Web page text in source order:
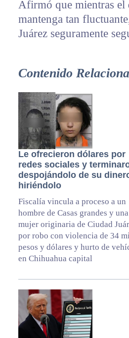
Afirmó que mientras el
mantenga tan
Juárez seguramente
Contenido
Le ofrecieron dólares por
redes sociales y
despojándolo de su
hiriéndolo
Fiscalía vincula a proceso a un
hombre de Casas grandes y una
mujer originaria de Ciudad
por robo con violencia de 34
pesos y dólares y hurto de
en Chihuahua capital